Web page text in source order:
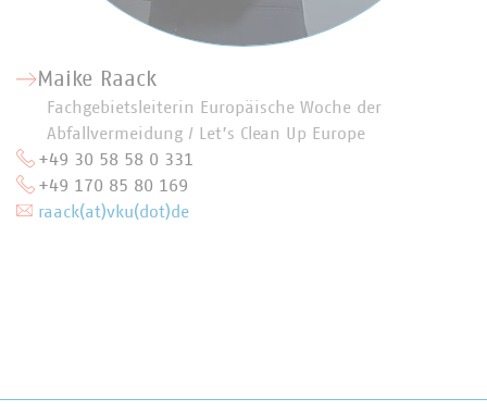
Maike Raack
Fachgebietsleiterin Europäische Woche der
Abfallvermeidung / Let’s Clean Up Europe
+49 30 58 58 0 331
+49 170 85 80 169
raack(at)vku(dot)de